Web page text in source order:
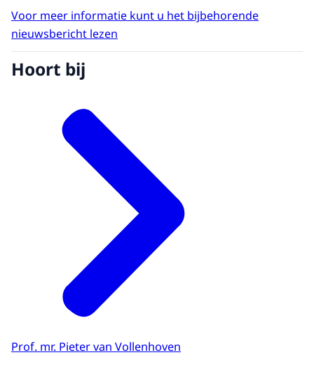
Voor meer informatie kunt u het bijbehorende
nieuwsbericht lezen
Hoort bij
Prof. mr. Pieter van Vollenhoven